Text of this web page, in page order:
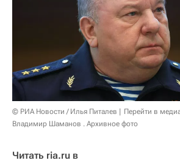
© РИА Новости / Илья Питалев
Перейти в
Владимир Шаманов . Архивное фото
Читать ria.ru в